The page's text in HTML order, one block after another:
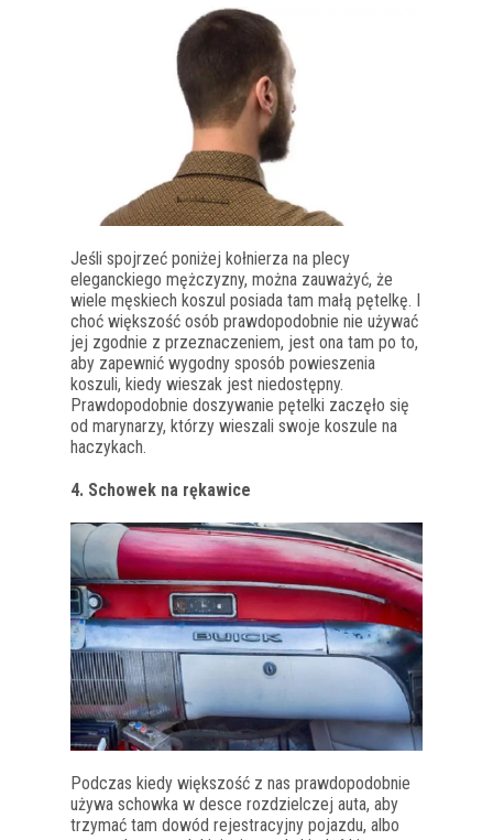
Jeśli spojrzeć poniżej kołnierza na plecy
eleganckiego mężczyzny, można zauważyć, że
wiele męskiech koszul posiada tam małą pętelkę. I
choć większość osób prawdopodobnie nie używać
jej zgodnie z przeznaczeniem, jest ona tam po to,
aby zapewnić wygodny sposób powieszenia
koszuli, kiedy wieszak jest niedostępny.
Prawdopodobnie doszywanie pętelki zaczęło się
od marynarzy, którzy wieszali swoje koszule na
haczykach.
4. Schowek na rękawice
Podczas kiedy większość z nas prawdopodobnie
używa schowka w desce rozdzielczej auta, aby
trzymać tam dowód rejestracyjny pojazdu, albo